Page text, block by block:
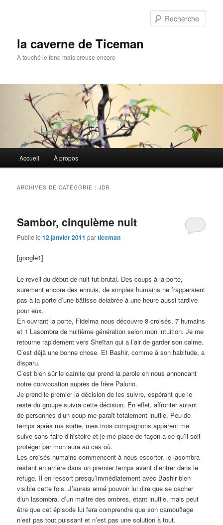
la caverne de Ticeman
A touché le fond mais creuse encore
principal
Accueil À propos
ARCHIVES DE CATÉGORIE :JDR
Sambor, cinquième nuit
Publié le12 janvier 2011 particeman
[google1]
Le reveil du début de nuit fut brutal. Des coups à la porte,
surement encore des ennuis, de simples humains ne frapperaient
pas à la porte d’une bâtisse delabrée à une heure aussi tardive
pour eux.
En ouvrant la porte, Fidelma nous découvre 8 croisés, 7 humains
et 1 Lasombra de huitième génération selon mon intuition. Je me
retourne rapidement vers Sheïtan qui a l’air de garder son calme.
C’est déjà une bonne chose. Et Bashir, comme à son habitude, a
disparu.
C’est bien sûr le caïnite qui prend la parole en nous annoncant
notre convocation auprès de frère Palurio.
Je prend le premier la décision de les suivre, espérant que le
reste du groupe suivra cette décision. En effet, affronter autant
de personnes d’un coup me paraît totalement inutile. Peu de
temps après ma sortie, mes trois compagnons apparent me
suive sans faire d’histoire et je me place de façon a ce qu’il soit
protéger par mon aura au cas où.
Les croisés humains commencent à nous escorter, le lasombra
restant en arrière dans un premier temps avant d’entrer dans le
refuge. Il en ressort presqu’immédiatement avec Bashir bien
visible cette fois. J’aurais aimé pouvoir lui dire que se cacher
d’un lasombra, d’un maitre des ombres, étant inutile, mais peut
être que cet épisode lui fera comprendre que son camouflage
n’est pas tout puissant et n’est pas une solution à tout.